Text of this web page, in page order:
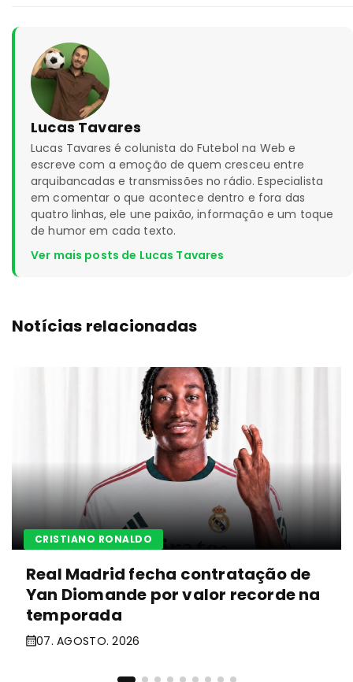
Lucas Tavares
Lucas Tavares é colunista do Futebol na Web e
escreve com a emoção de quem cresceu entre
arquibancadas e transmissões no rádio. Especialista
em comentar o que acontece dentro e fora das
quatro linhas, ele une paixão, informação e um toque
de humor em cada texto.
Ver mais posts de Lucas Tavares
Notícias relacionadas
CRISTIANO RONALDO
Real Madrid fecha contratação de
Yan Diomande por valor recorde na
temporada
07. AGOSTO. 2026